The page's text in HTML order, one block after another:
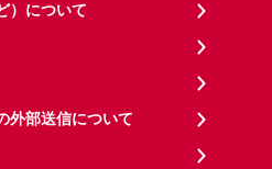
）について
外部送信について